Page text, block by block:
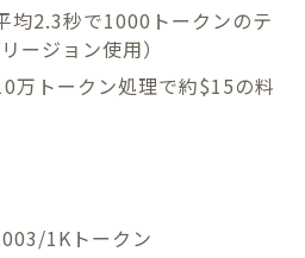
均2.3秒で1000トークンのテ
ージョン使用）
万トークン処理で約$15の料
1Kトークン